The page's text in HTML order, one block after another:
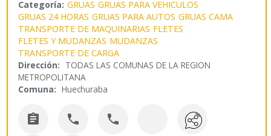
Categoría: GRUAS GRUAS PARA VEHICULOS
GRUAS 24 HORAS GRUAS PARA AUTOS GRUAS CAMA
TRANSPORTE DE MAQUINARIAS FLETES
FLETES Y MUDANZAS MUDANZAS
TRANSPORTE DE CARGA
Dirección: TODAS LAS COMUNAS DE LA REGION
METROPOLITANA
Comuna: Huechuraba
  